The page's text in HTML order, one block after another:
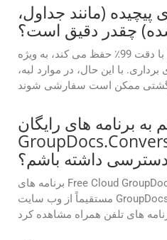
(مانند جداول،
چقدر دقیق است؟
موتور ما قالب بندی اصلی را با دقت 99٪ حفظ می کند، به ویژه
با این حال، در موارد لبه،
به برنامه های رایگان
دسترسی داشته باشم؟
برنامه های Free Cloud GroupDocs.Conversion را می توان
مستقیماً از وب سایت GroupDocs یا از طریق وب GroupDocs